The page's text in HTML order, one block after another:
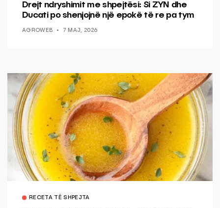
Drejt ndryshimit me shpejtësi: Si ZYN dhe
Ducati po shenjojnë një epokë të re pa tym
AGROWEB 7 MAJ, 2026
RECETA TË SHPEJTA